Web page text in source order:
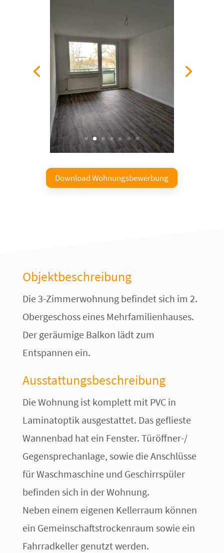
Download Wohnungsbewerbung
Objektbeschreibung
Die 3-Zimmerwohnung befindet sich im 2.
Obergeschoss eines Mehrfamilienhauses.
Der geräumige Balkon lädt zum
Entspannen ein.
Ausstattungsbeschreibung
Die Wohnung ist komplett mit PVC in
Laminatoptik ausgestattet. Das geflieste
Wannenbad hat ein Fenster. Türöffner-/
Gegensprechanlage, sowie die Anschlüsse
für Waschmaschine und Geschirrspüler
befinden sich in der Wohnung.
Neben einem eigenen Kellerraum können
ein Gemeinschaftstrockenraum sowie ein
Fahrradkeller genutzt werden.